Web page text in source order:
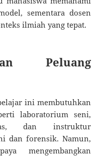
sementara dosen
ilmiah yang tepat.
Peluang
ini membutuhkan
laboratorium seni,
dan instruktur
dan forensik. Namun,
mengembangkan